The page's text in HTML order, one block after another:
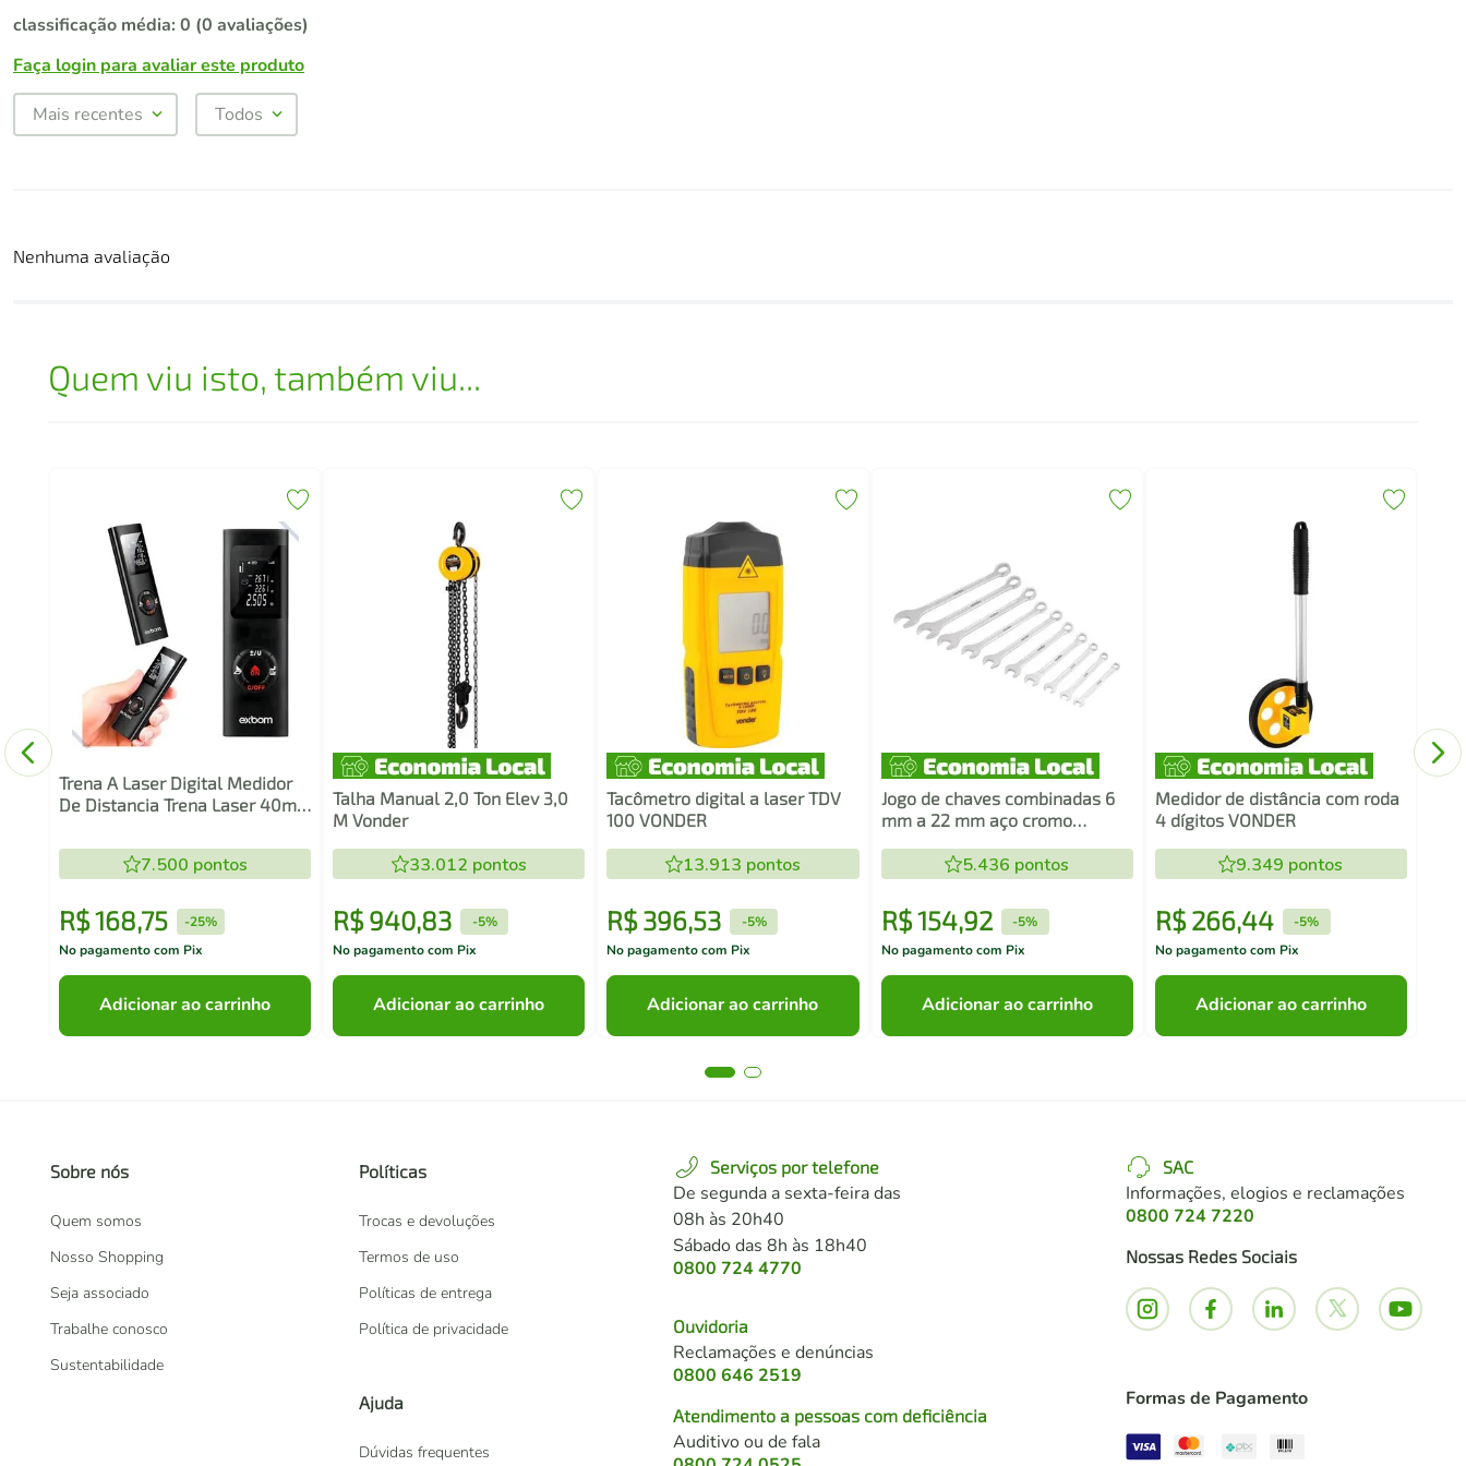
classificação média: 0 (0 avaliações)
Faça login para avaliar este produto
Mais recentes Todos
Nenhuma avaliação
Quem viu isto, também viu...
Trena A Laser Digital Medidor
De Distancia Trena Laser 40m -
7.500 pontos
R$168,75 -25%
No pagamento com Pix
Adicionar ao carrinho
Talha Manual 2,0 Ton Elev 3,0
M Vonder
33.012 pontos
R$ 940,83 -5%
No pagamento com Pix
Adicionar ao carrinho
Tacômetro digital a laser TDV
100 VONDER
13.913 pontos
R$396,53 -5%
No pagamento com Pix
Adicionar ao carrinho
Jogo de chaves combinadas 6
mm a 22 mm aço cromo
5.436 pontos
R$154,92 -5%
No pagamento com Pix
Adicionar ao carrinho
Medidor de distância com roda
4 dígitos VONDER
9.349 pontos
R$ 266,44 -5%
No pagamento com Pix
Adicionar ao carrinho
Sobre nós
Quem somos
Nosso Shopping
Seja associado
Trabalhe conosco
Sustentabilidade
Políticas
Trocas e devoluções
Termos de uso
Políticas de entrega
Política de privacidade
Ajuda
Dúvidas frequentes
Serviços por telefone
De segunda a sexta-feira das
08h às 20h40
Sábado das 8h às 18h40
0800 724 4770
Ouvidoria
Reclamações e denúncias
0800 646 2519
Atendimento a pessoas com deficiência
Auditivo ou de fala
SAC
Informações, elogios e reclamações
0800 724 7220
Nossas Redes Sociais
Formas de Pagamento